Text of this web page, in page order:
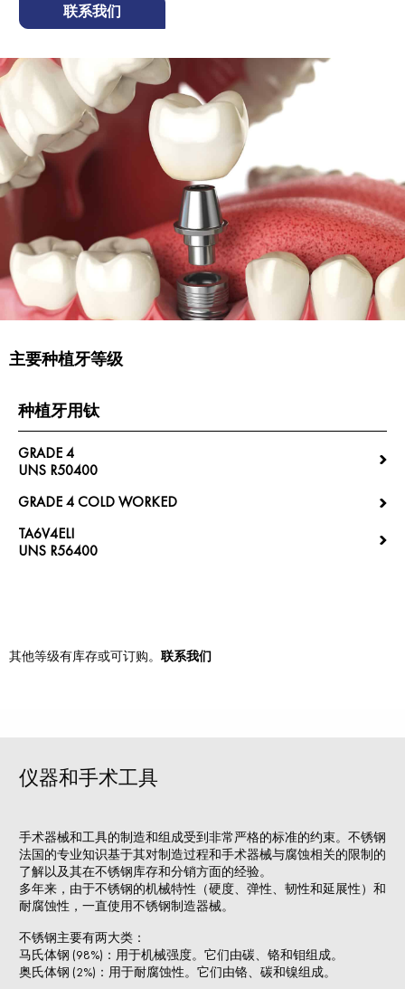
联系我们
主要种植牙等级
种植牙用钛
GRADE 4
UNS R50400
GRADE 4 COLD WORKED
TA6V4ELI
UNS R56400
其他等级有库存或可订购。 联系我们
仪器和手术工具
手术器械和工具的制造和组成受到非常严格的标准的约束。不锈钢
法国的专业知识基于其对制造过程和手术器械与腐蚀相关的限制的
了解以及其在不锈钢库存和分销方面的经验。
多年来，由于不锈钢的机械特性（硬度、弹性、韧性和延展性）和
耐腐蚀性，一直使用不锈钢制造器械。
不锈钢主要有两大类：
马氏体钢 (98%)：用于机械强度。它们由碳、铬和钼组成。
奥氏体钢 (2%)：用于耐腐蚀性。它们由铬、碳和镍组成。